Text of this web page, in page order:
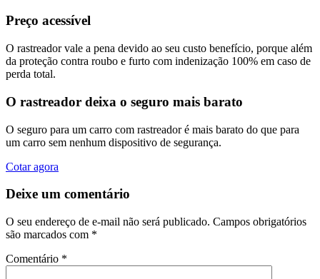
Preço acessível
O rastreador vale a pena devido ao seu custo benefício, porque além
da proteção contra roubo e furto com indenização 100% em caso de
perda total.
O rastreador deixa o seguro mais barato
O seguro para um carro com rastreador é mais barato do que para
um carro sem nenhum dispositivo de segurança.
Cotar agora
Deixe um comentário
O seu endereço de e-mail não será publicado. Campos obrigatórios
são marcados com *
Comentário *